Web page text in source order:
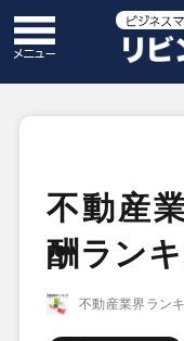
不動産
酬ラン
不動産業界ラン